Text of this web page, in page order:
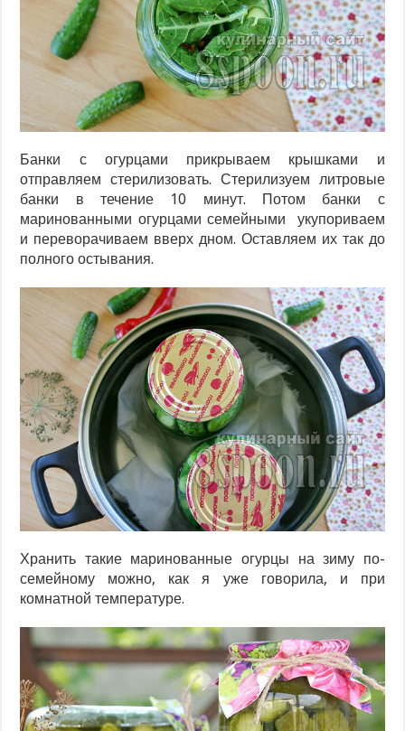
Банки с огурцами прикрываем крышками и
отправляем стерилизовать. Стерилизуем литровые
банки в течение 10 минут. Потом банки с
маринованными огурцами семейными укупориваем
и переворачиваем вверх дном. Оставляем их так до
полного остывания.
Хранить такие маринованные огурцы на зиму по-
семейному можно, как я уже говорила, и при
комнатной температуре.